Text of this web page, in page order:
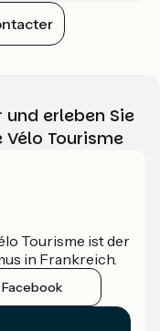
und erleben Sie
Vélo Tourisme
Tourisme ist der
in Frankreich.
Facebook